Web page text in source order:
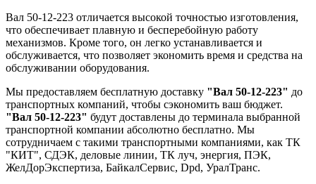
Вал 50-12-223 отличается высокой точностью изготовления,
что обеспечивает плавную и бесперебойную работу
механизмов. Кроме того, он легко устанавливается и
обслуживается, что позволяет экономить время и средства на
обслуживании оборудования.
Мы предоставляем бесплатную доставку "Вал 50-12-223" до
транспортных компаний, чтобы сэкономить ваш бюджет.
"Вал 50-12-223" будут доставлены до терминала выбранной
транспортной компании абсолютно бесплатно. Мы
сотрудничаем с такими транспортными компаниями, как ТК
"КИТ", СДЭК, деловые линии, ТК луч, энергия, ПЭК,
ЖелДорЭкспертиза, БайкалСервис, Dpd, УралТранс.